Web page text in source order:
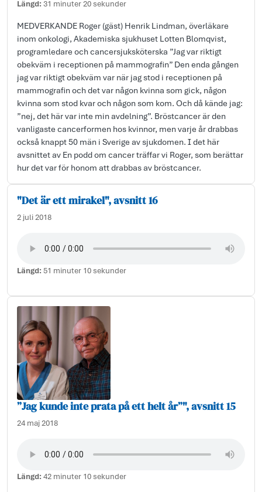
Längd:31 minuter 20 sekunder
MEDVERKANDE Roger (gäst) Henrik Lindman, överläkare
inom onkologi, Akademiska sjukhuset Lotten Blomqvist,
programledare och cancersjuksköterska ”Jag var riktigt
obekväm i receptionen på mammografin” Den enda gången
jag var riktigt obekväm var när jag stod i receptionen på
mammografin och det var någon kvinna som gick, någon
kvinna som stod kvar och någon som kom. Och då kände jag:
”nej, det här var inte min avdelning”. Bröstcancer är den
vanligaste cancerformen hos kvinnor, men varje år drabbas
också knappt 50 män i Sverige av sjukdomen. I det här
avsnittet av En podd om cancer träffar vi Roger, som berättar
hur det var för honom att drabbas av bröstcancer.
"Det är ett mirakel", avsnitt 16
2 juli 2018
Längd:51 minuter 10 sekunder
”Jag kunde inte prata på ett helt år”", avsnitt 15
24 maj 2018
Längd:42 minuter 10 sekunder